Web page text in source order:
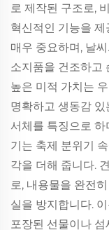
로 제작된 구조로,
혁신적인 기능을
매우 중요하며, 날
소지품을 건조하고
높은 미적 가치는
명확하고 생동감
서체를 특징으로
기는 축제 분위기
각을 더해 줍니다.
로, 내용물을 완전
실을 방지합니다.
포장된 선물이나